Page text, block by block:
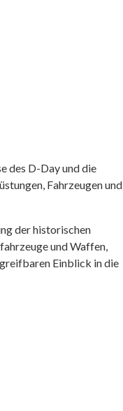
des D-Day und die
Fahrzeugen und
der historischen
und Waffen,
Einblick in die